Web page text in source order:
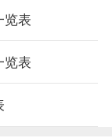
览表
览表